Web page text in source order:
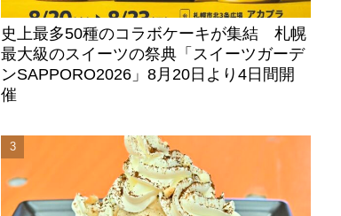
史上最多50種のコラボケーキが集結 札幌
最大級のスイーツの祭典「スイーツガーデ
ンSAPPORO2026」8月20日より4日間開
催